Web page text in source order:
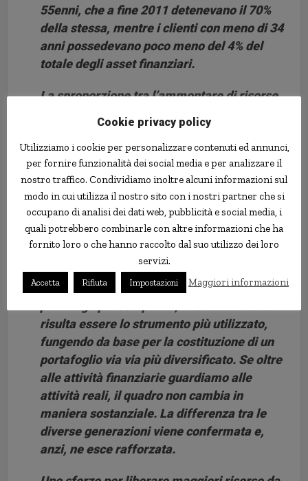
55enni, che a fine 2011 detenevano il 70%
della stessa, mentre i clienti con meno di 34
anni possedevano poco meno del 4% del
totale degli asset finanziari.
La sproporzione tra l’ammontare di risorse
finanziarie a disposizione delle generazioni
più giovani e quelle più anziane trova
conferma dalla Banca d’Italia, che nella
relazione annuale 2012 segnalava anche un
sostanziale peggioramento di tale
situazione negli ultimi 10 anni.
I giovani risultano detenere portafogli
decisamente meno diversificati e per lo più
investiti in attività liquide. Per la parte di
clienti più giovani caratterizzata da
risulta essere lo strumento più utilizzato,
fungendo da base per la costituzione di un
portafoglio via via più diversificato. Se oltre
alle attività finanziarie guardiamo alle
attività reali, il quadro non cambia in
maniera sostanziale. La differenza tra le
diverse generazioni viene confermata e,
anzi, ne esce rafforzata.
Cookie privacy policy
Utilizziamo i cookie per personalizzare contenuti ed annunci,
per fornire funzionalità dei social media e per analizzare il
nostro traffico. Condividiamo inoltre alcuni informazioni sul
modo in cui utilizza il nostro sito con i nostri partner che si
occupano di analisi dei dati web, pubblicità e social media, i
quali potrebbero combinarle con altre informazioni che ha
fornito loro o che hanno raccolto dal suo utilizzo dei loro
servizi.
Accetta Rifiuta Impostazioni Maggiori informazioni